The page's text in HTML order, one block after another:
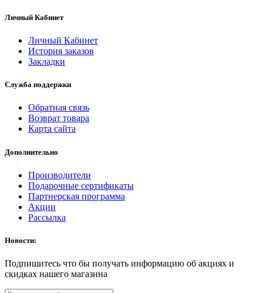
Личный Кабинет
Личный Кабинет
История заказов
Закладки
Служба поддержки
Обратная связь
Возврат товара
Карта сайта
Дополнительно
Производители
Подарочные сертификаты
Партнерская программа
Акции
Рассылка
Новости:
Подпишитесь что бы получать информацию об акциях и
скидках нашего магазина